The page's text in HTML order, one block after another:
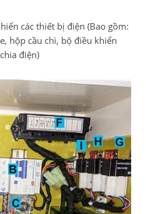
các thiết bị điện (Bao gồm:
hộp cầu chì, bộ điều khiển
điện)